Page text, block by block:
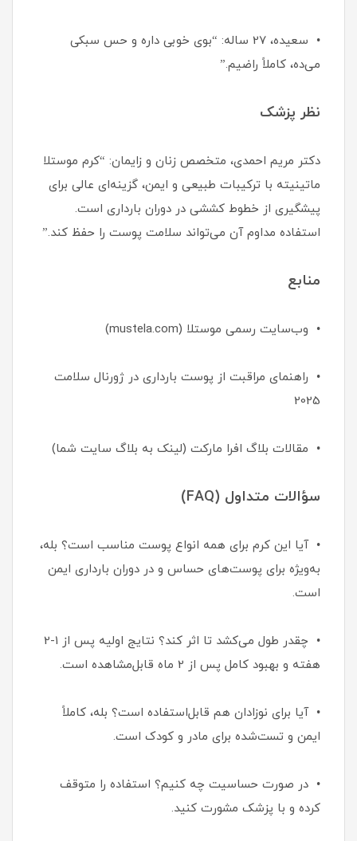
• سعیده، 27 ساله: “بوی خوبی داره و حس سبکی
می‌ده، کاملاً راضیم.”
نظر پزشک
دکتر مریم احمدی، متخصص زنان و زایمان: “کرم موستلا
ماتینیته با ترکیبات طبیعی و ایمن، گزینه‌ای عالی برای
پیشگیری از خطوط کششی در دوران بارداری است.
استفاده مداوم آن می‌تواند سلامت پوست را حفظ کند.”
منابع
• وب‌سایت رسمی موستلا (mustela.com)
• راهنمای مراقبت از پوست بارداری در ژورنال سلامت
2025
• مقالات بلاگ افرا مارکت (لینک به بلاگ سایت شما)
سؤالات متداول (FAQ)
• آیا این کرم برای همه انواع پوست مناسب است؟ بله،
به‌ویژه برای پوست‌های حساس و در دوران بارداری ایمن
است.
• چقدر طول می‌کشد تا اثر کند؟ نتایج اولیه پس از 1-2
هفته و بهبود کامل پس از 2 ماه قابل‌مشاهده است.
• آیا برای نوزادان هم قابل‌استفاده است؟ بله، کاملاً
ایمن و تست‌شده برای مادر و کودک است.
• در صورت حساسیت چه کنیم؟ استفاده را متوقف
کرده و با پزشک مشورت کنید.